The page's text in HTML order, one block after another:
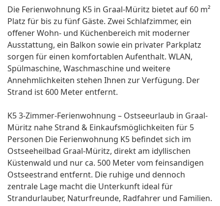
Die Ferienwohnung K5 in Graal-Müritz bietet auf 60 m²
Platz für bis zu fünf Gäste. Zwei Schlafzimmer, ein
offener Wohn- und Küchenbereich mit moderner
Ausstattung, ein Balkon sowie ein privater Parkplatz
sorgen für einen komfortablen Aufenthalt. WLAN,
Spülmaschine, Waschmaschine und weitere
Annehmlichkeiten stehen Ihnen zur Verfügung. Der
Strand ist 600 Meter entfernt.
K5 3-Zimmer-Ferienwohnung – Ostseeurlaub in Graal-
Müritz nahe Strand & Einkaufsmöglichkeiten für 5
Personen Die Ferienwohnung K5 befindet sich im
Ostseeheilbad Graal-Müritz, direkt am idyllischen
Küstenwald und nur ca. 500 Meter vom feinsandigen
Ostseestrand entfernt. Die ruhige und dennoch
zentrale Lage macht die Unterkunft ideal für
Strandurlauber, Naturfreunde, Radfahrer und Familien.